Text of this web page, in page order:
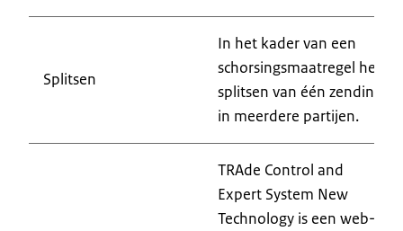
Splitsen
In het kader van een
schorsingsmaatregel het
splitsen van één zending
in meerdere partijen.
TRAde Control and
Expert System New
Technology is een web-